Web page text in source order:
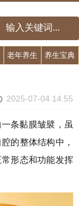
老年养生 养生宝典
2025-07-04 14:55
条黏膜皱襞，虽
的整体结构中，
形态和功能发挥